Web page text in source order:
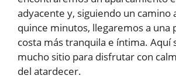
adyacente y, siguiendo un camino
quince minutos, llegaremos a una
costa más tranquila e íntima. Aquí
mucho sitio para disfrutar con
del atardecer.